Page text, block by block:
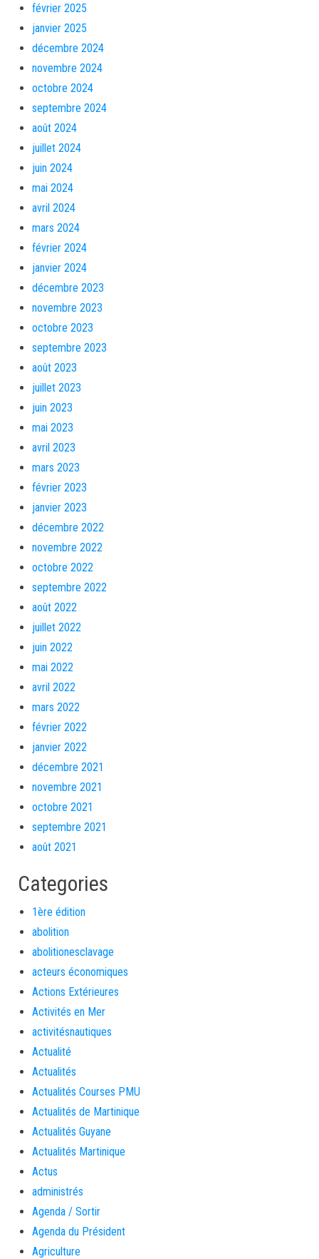
février 2025
janvier 2025
décembre 2024
novembre 2024
octobre 2024
septembre 2024
août 2024
juillet 2024
juin 2024
mai 2024
avril 2024
mars 2024
février 2024
janvier 2024
décembre 2023
novembre 2023
octobre 2023
septembre 2023
août 2023
juillet 2023
juin 2023
mai 2023
avril 2023
mars 2023
février 2023
janvier 2023
décembre 2022
novembre 2022
octobre 2022
septembre 2022
août 2022
juillet 2022
juin 2022
mai 2022
avril 2022
mars 2022
février 2022
janvier 2022
décembre 2021
novembre 2021
octobre 2021
septembre 2021
août 2021
Categories
1ère édition
abolition
abolitionesclavage
acteurs économiques
Actions Extérieures
Activités en Mer
activitésnautiques
Actualité
Actualités
Actualités Courses PMU
Actualités de Martinique
Actualités Guyane
Actualités Martinique
Actus
administrés
Agenda / Sortir
Agenda du Président
Agriculture